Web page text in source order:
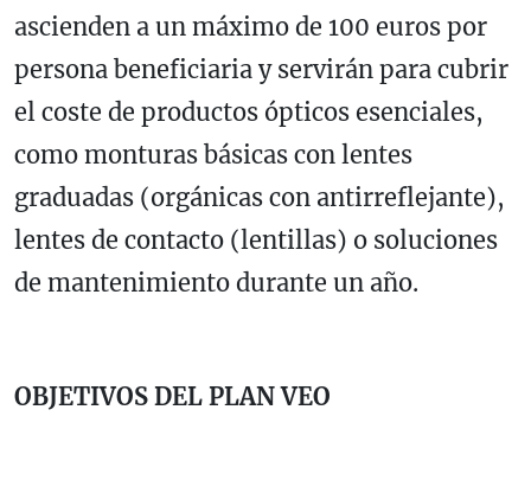
ascienden a un máximo de 100 euros por
persona beneficiaria y servirán para cubrir
el coste de productos ópticos esenciales,
como monturas básicas con lentes
graduadas (orgánicas con antirreflejante),
lentes de contacto (lentillas) o soluciones
de mantenimiento durante un año.
OBJETIVOS DEL PLAN VEO